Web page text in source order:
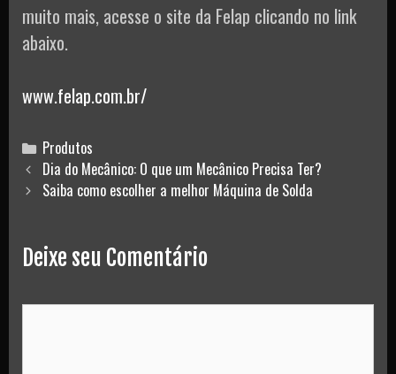
muito mais, acesse o site da Felap clicando no link
abaixo.
www.felap.com.br/
Categories
Produtos
Post
navigation
Dia do Mecânico: O que um Mecânico Precisa Ter?
Saiba como escolher a melhor Máquina de Solda
Deixe seu Comentário